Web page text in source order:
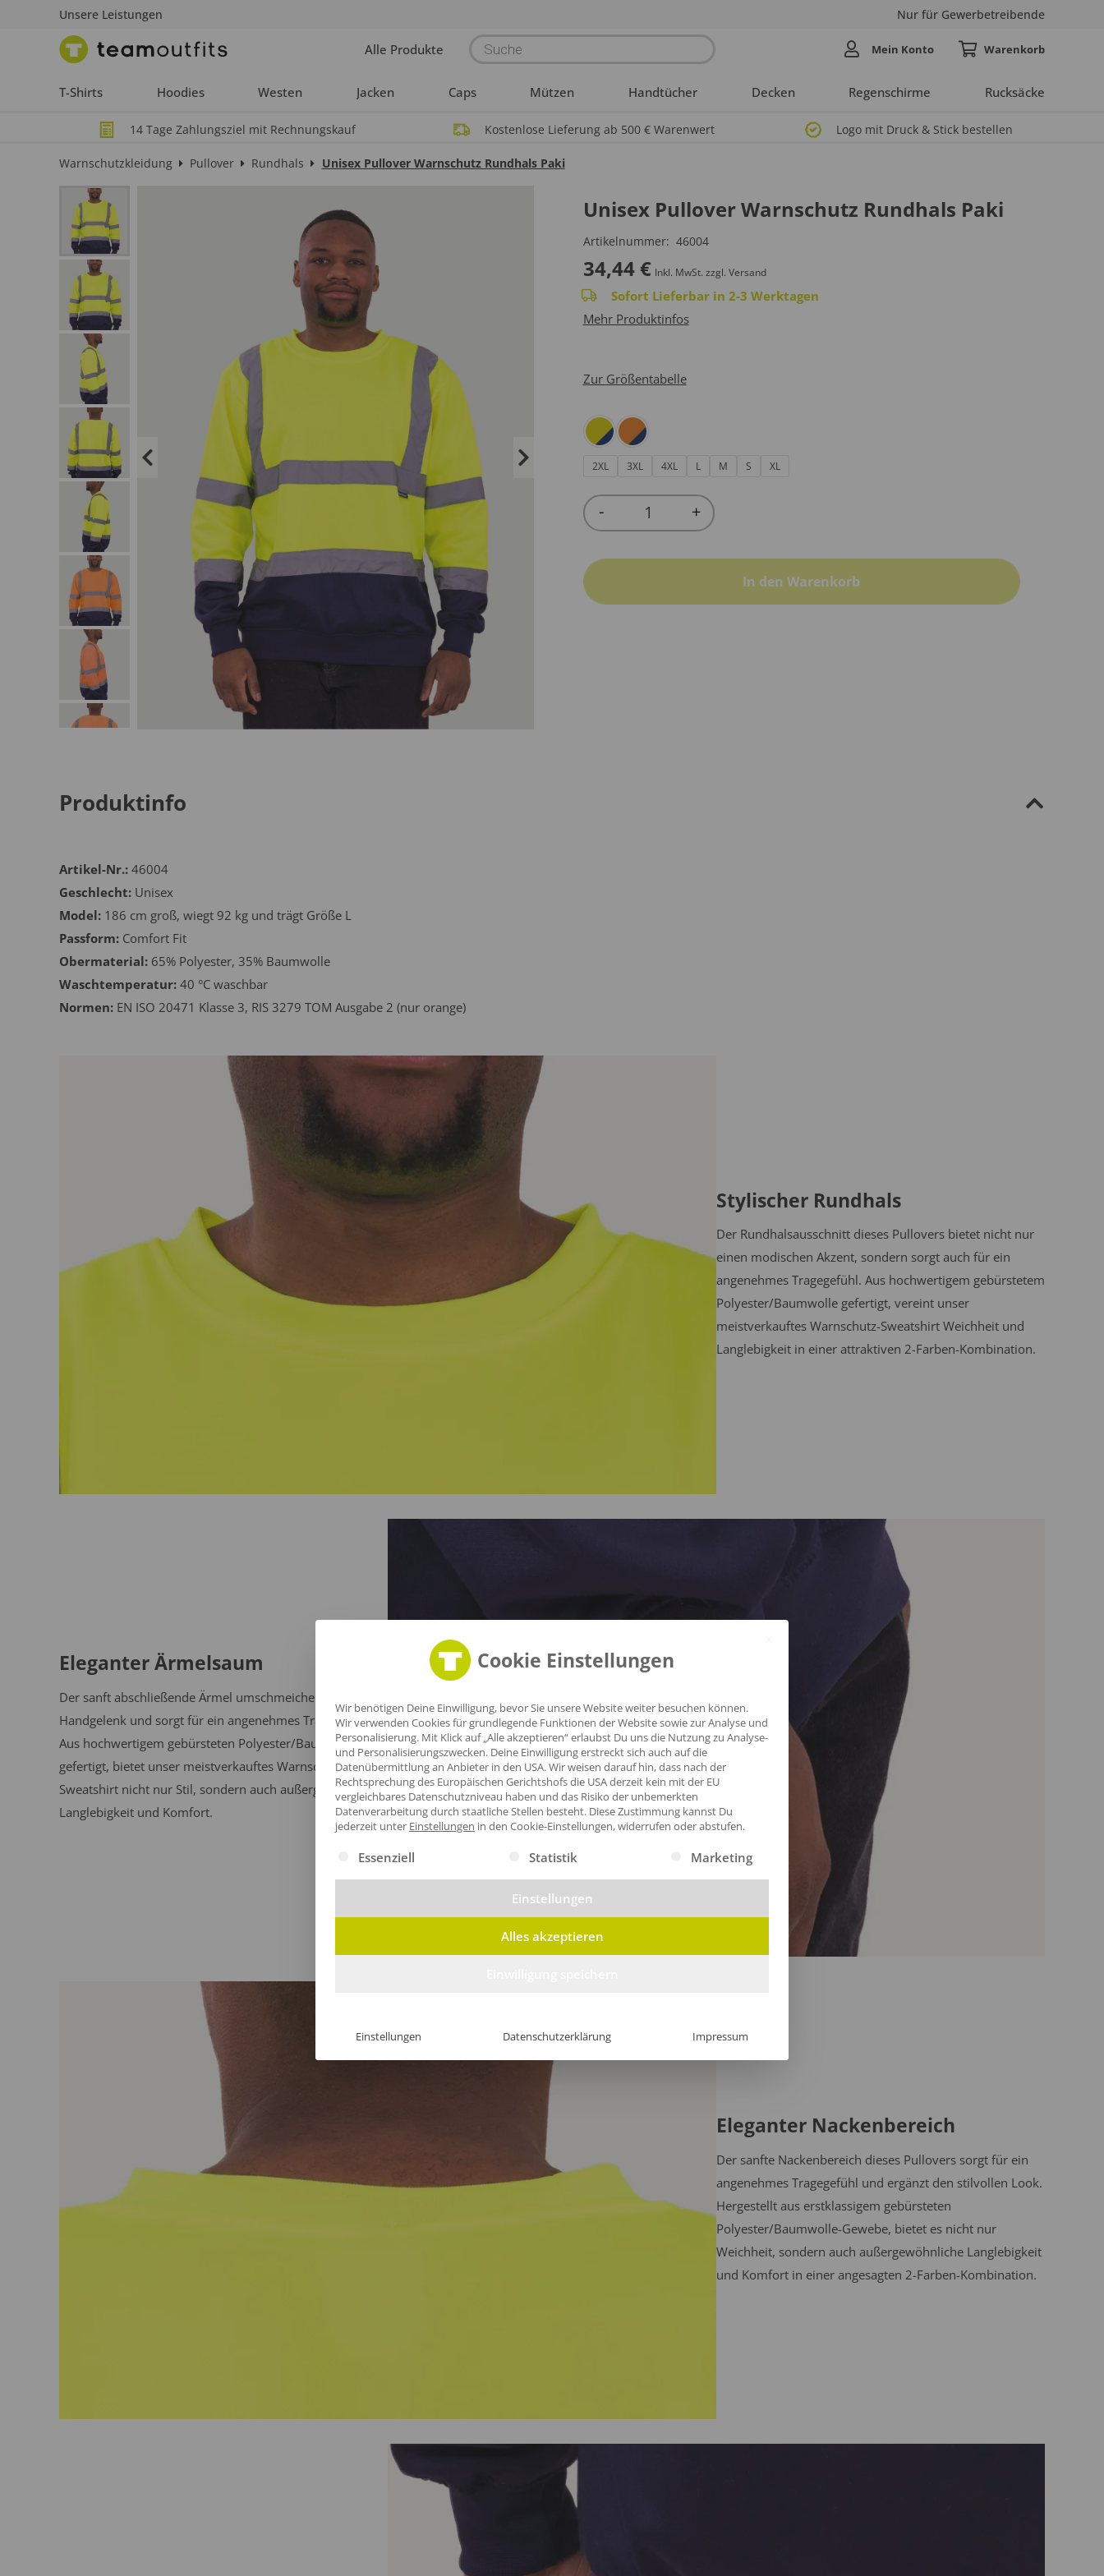
Unsere Leistungen Nur für Gewerbetreibende
Alle Produkte Products
search
T-Shirts Hoodies Westen Jacken Caps Mützen Handtücher Decken Regenschirme Rucksäcke
Mein Konto
14 Tage Zahlungsziel mit Rechnungskauf Kostenlose Lieferung ab 500 € Warenwert Logo mit Druck & Stick bestellen
Warnschutzkleidung Pullover Rundhals Unisex Pullover Warnschutz Rundhals Paki
Unisex Pullover Warnschutz Rundhals Paki
Artikelnummer: 46004
34,44 € Inkl. MwSt. zzgl. Versand
Sofort Lieferbar in 2-3 Werktagen
Mehr Produktinfos
Zur Größentabelle
2XL 3XL 4XL L M S XL
Quantity
- +
In den Warenkorb
Produktinfo
Artikel-Nr.: 46004
Geschlecht: Unisex
Model: 186 cm groß, wiegt 92 kg und trägt Größe L
Passform: Comfort Fit
Obermaterial: 65% Polyester, 35% Baumwolle
Waschtemperatur: 40 °C waschbar
Normen: EN ISO 20471 Klasse 3, RIS 3279 TOM Ausgabe 2 (nur orange)
Stylischer Rundhals
Der Rundhalsausschnitt dieses Pullovers bietet nicht nur
einen modischen Akzent, sondern sorgt auch für ein
angenehmes Tragegefühl. Aus hochwertigem gebürstetem
Polyester/Baumwolle gefertigt, vereint unser
meistverkauftes Warnschutz-Sweatshirt Weichheit und
Langlebigkeit in einer attraktiven 2-Farben-Kombination.
Eleganter Ärmelsaum
Der sanft abschließende Ärmel umschmeichelt dein
Handgelenk und sorgt für ein angenehmes Tragegefühl.
Aus hochwertigem gebürsteten Polyester/Baumwolle
gefertigt, bietet unser meistverkauftes Warnschutz-
Sweatshirt nicht nur Stil, sondern auch außergewöhnliche
Langlebigkeit und Komfort.
Eleganter Nackenbereich
Der sanfte Nackenbereich dieses Pullovers sorgt für ein
angenehmes Tragegefühl und ergänzt den stilvollen Look.
Hergestellt aus erstklassigem gebürsteten
Polyester/Baumwolle-Gewebe, bietet es nicht nur
Weichheit, sondern auch außergewöhnliche Langlebigkeit
und Komfort in einer angesagten 2-Farben-Kombination.
Cookie Einstellungen
Wir benötigen Deine Einwilligung, bevor Sie unsere Website weiter besuchen können.
Wir verwenden Cookies für grundlegende Funktionen der Website sowie zur Analyse und
Personalisierung. Mit Klick auf „Alle akzeptieren“ erlaubst Du uns die Nutzung zu Analyse-
und Personalisierungszwecken. Deine Einwilligung erstreckt sich auch auf die
Datenübermittlung an Anbieter in den USA. Wir weisen darauf hin, dass nach der
Rechtsprechung des Europäischen Gerichtshofs die USA derzeit kein mit der EU
vergleichbares Datenschutzniveau haben und das Risiko der unbemerkten
Datenverarbeitung durch staatliche Stellen besteht. Diese Zustimmung kannst Du
jederzeit unter Einstellungen in den Cookie-Einstellungen, widerrufen oder abstufen.
Es folgt eine Liste der Service-Gruppen, für die eine Einwilligung erteilt werden kann. Die erste Service-Gruppe ist essenziell und kann
Essenziell Statistik Marketing
Einstellungen
Alles akzeptieren
Einstellungen Datenschutzerklärung Impressum